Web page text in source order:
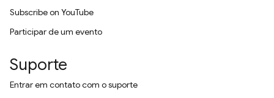
Subscribe on YouTube
Participar de um evento
Suporte
Entrar em contato com o suporte